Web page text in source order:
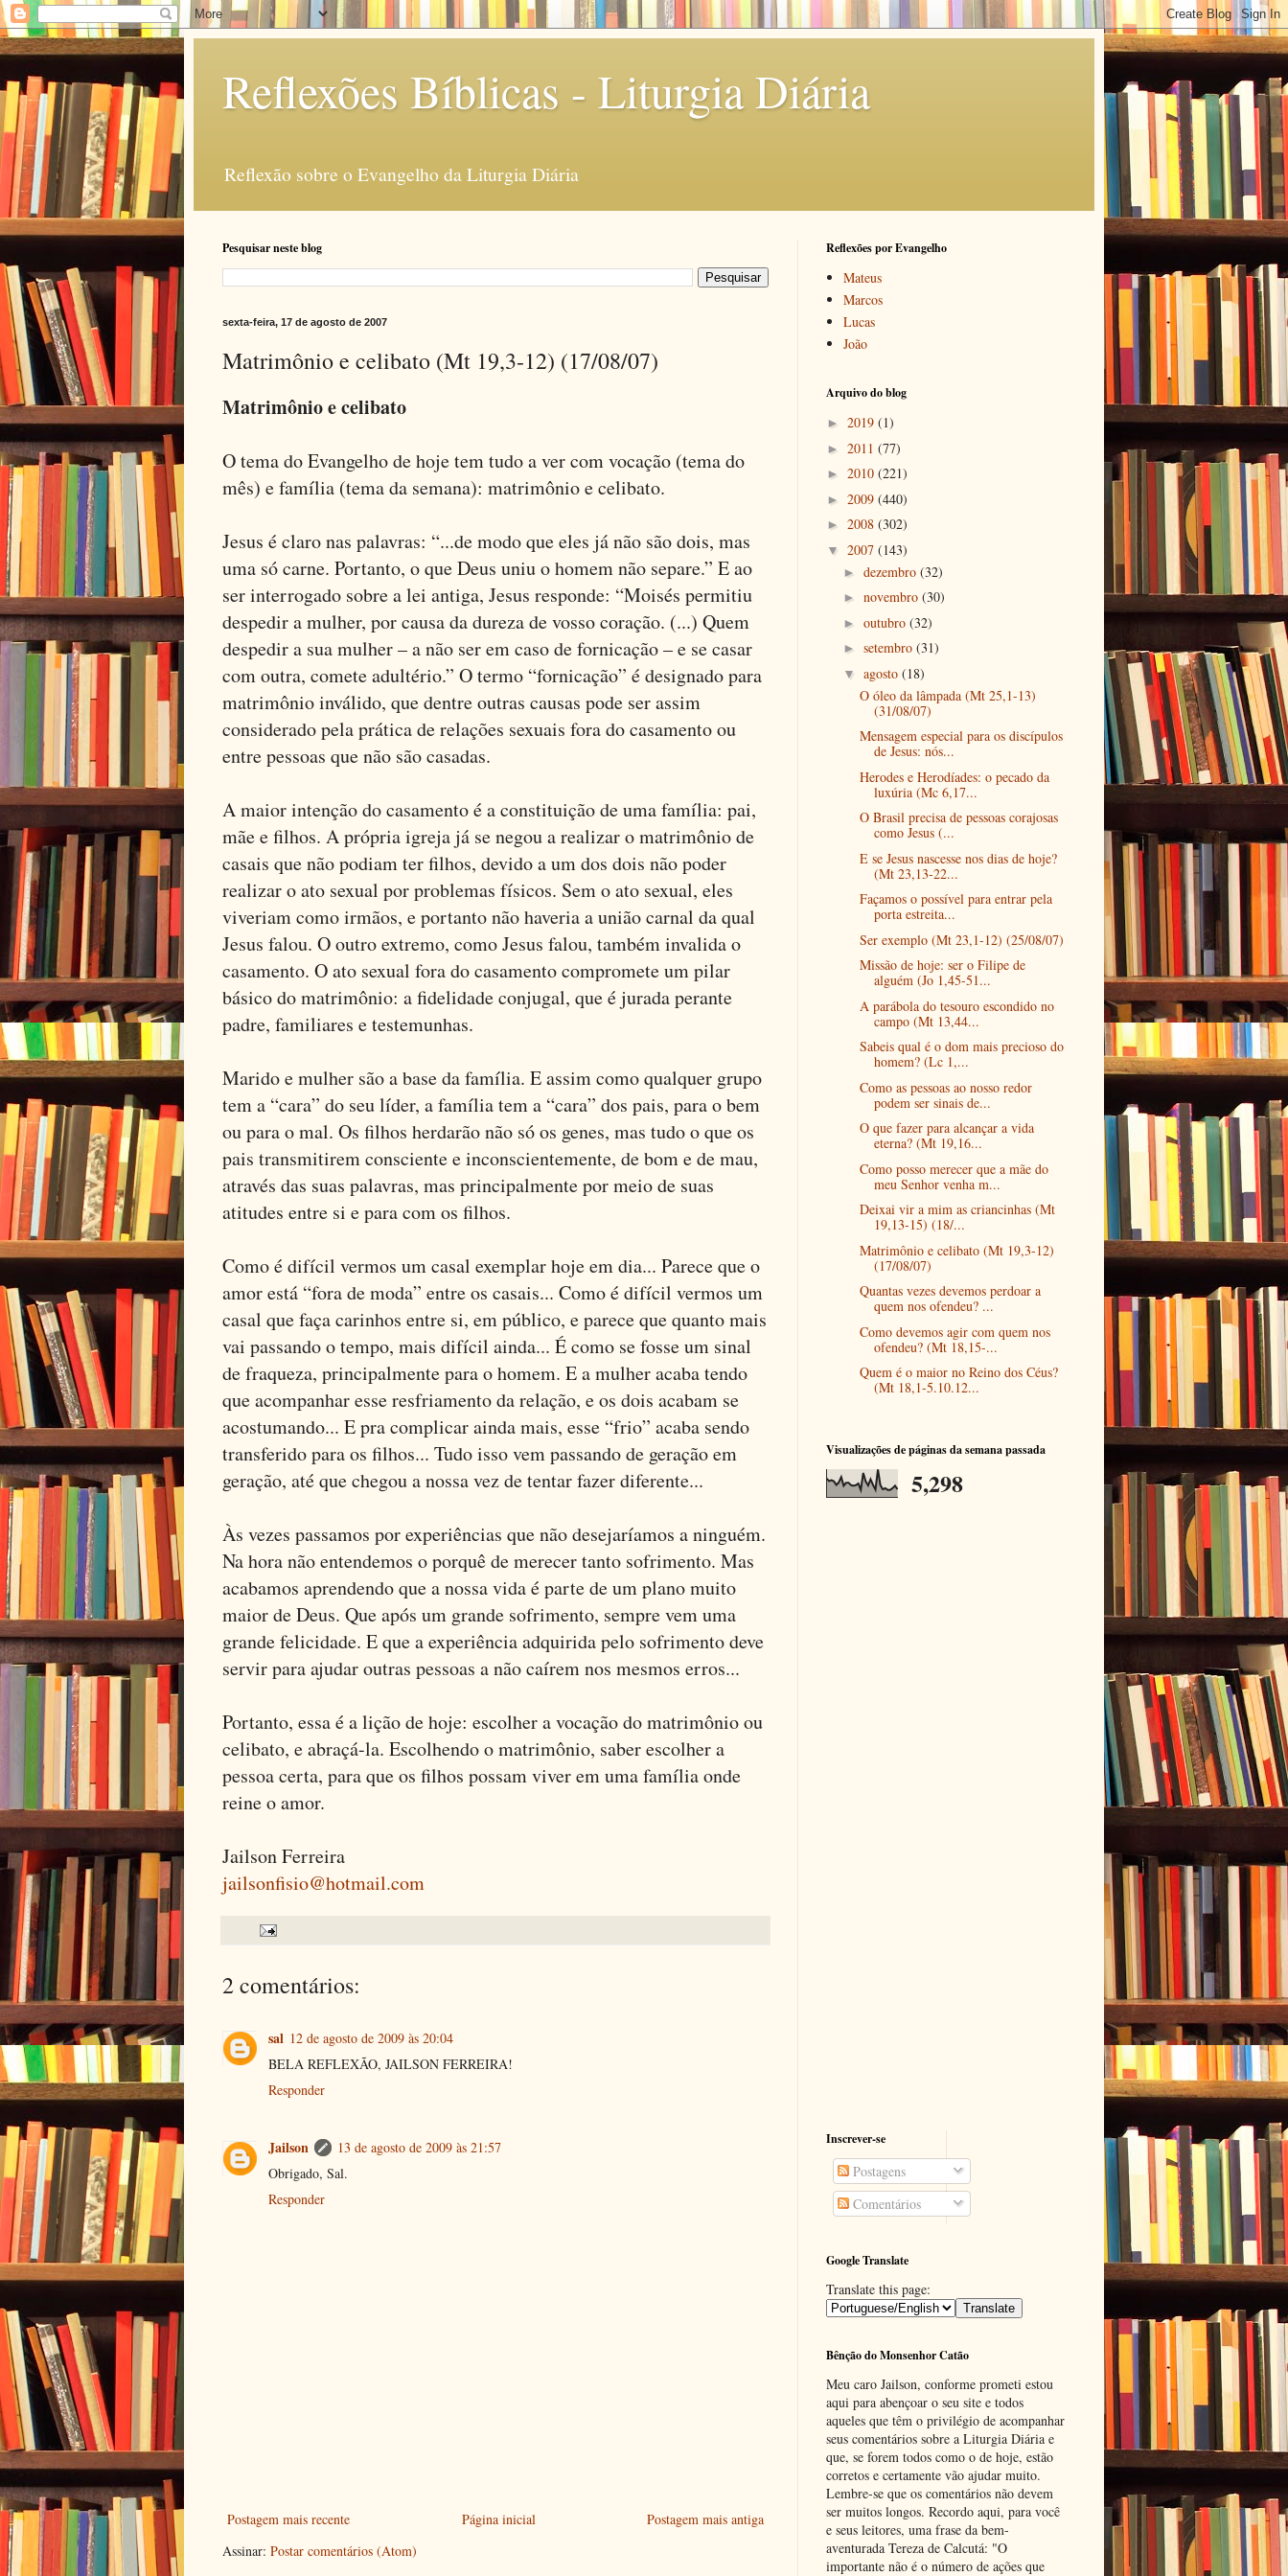
Reflexões Bíblicas - Liturgia Diária
Reflexão sobre o Evangelho da Liturgia Diária
Pesquisar neste blog
sexta-feira, 17 de agosto de 2007
Matrimônio e celibato (Mt 19,3-12) (17/08/07)
Matrimônio e celibato
O tema do Evangelho de hoje tem tudo a ver com vocação (tema do
mês) e família (tema da semana): matrimônio e celibato.
Jesus é claro nas palavras: “...de modo que eles já não são dois, mas
uma só carne. Portanto, o que Deus uniu o homem não separe.” E ao
ser interrogado sobre a lei antiga, Jesus responde: “Moisés permitiu
despedir a mulher, por causa da dureza de vosso coração. (...) Quem
despedir a sua mulher – a não ser em caso de fornicação – e se casar
com outra, comete adultério.” O termo “fornicação” é designado para
matrimônio inválido, que dentre outras causas pode ser assim
considerado pela prática de relações sexuais fora do casamento ou
entre pessoas que não são casadas.
A maior intenção do casamento é a constituição de uma família: pai,
mãe e filhos. A própria igreja já se negou a realizar o matrimônio de
casais que não podiam ter filhos, devido a um dos dois não poder
realizar o ato sexual por problemas físicos. Sem o ato sexual, eles
viveriam como irmãos, e portanto não haveria a união carnal da qual
Jesus falou. O outro extremo, como Jesus falou, também invalida o
casamento. O ato sexual fora do casamento compromete um pilar
básico do matrimônio: a fidelidade conjugal, que é jurada perante
padre, familiares e testemunhas.
Marido e mulher são a base da família. E assim como qualquer grupo
tem a “cara” do seu líder, a família tem a “cara” dos pais, para o bem
ou para o mal. Os filhos herdarão não só os genes, mas tudo o que os
pais transmitirem consciente e inconscientemente, de bom e de mau,
através das suas palavras, mas principalmente por meio de suas
atitudes entre si e para com os filhos.
Como é difícil vermos um casal exemplar hoje em dia... Parece que o
amor está “fora de moda” entre os casais... Como é difícil vermos um
casal que faça carinhos entre si, em público, e parece que quanto mais
vai passando o tempo, mais difícil ainda... É como se fosse um sinal
de fraqueza, principalmente para o homem. E a mulher acaba tendo
que acompanhar esse resfriamento da relação, e os dois acabam se
acostumando... E pra complicar ainda mais, esse “frio” acaba sendo
transferido para os filhos... Tudo isso vem passando de geração em
geração, até que chegou a nossa vez de tentar fazer diferente...
Às vezes passamos por experiências que não desejaríamos a ninguém.
Na hora não entendemos o porquê de merecer tanto sofrimento. Mas
acabamos aprendendo que a nossa vida é parte de um plano muito
maior de Deus. Que após um grande sofrimento, sempre vem uma
grande felicidade. E que a experiência adquirida pelo sofrimento deve
servir para ajudar outras pessoas a não caírem nos mesmos erros...
Portanto, essa é a lição de hoje: escolher a vocação do matrimônio ou
celibato, e abraçá-la. Escolhendo o matrimônio, saber escolher a
pessoa certa, para que os filhos possam viver em uma família onde
reine o amor.
Jailson Ferreira
jailsonfisio@hotmail.com
2 comentários:
sal 12 de agosto de 2009 às 20:04
BELA REFLEXÃO, JAILSON FERREIRA!
Responder
Jailson
13 de agosto de 2009 às 21:57
Obrigado, Sal.
Responder
Postagem mais recente Postagem mais antiga
Página inicial
Assinar: Postar comentários (Atom)
Reflexões por Evangelho
Mateus
Marcos
Lucas
João
Arquivo do blog
► 2019 (1)
► 2011 (77)
► 2010 (221)
► 2009 (440)
► 2008 (302)
▼ 2007 (143)
► dezembro (32)
► novembro (30)
► outubro (32)
► setembro (31)
▼ agosto (18)
O óleo da lâmpada (Mt 25,1-13)
(31/08/07)
Mensagem especial para os discípulos
de Jesus: nós...
Herodes e Herodíades: o pecado da
luxúria (Mc 6,17...
O Brasil precisa de pessoas corajosas
como Jesus (...
E se Jesus nascesse nos dias de hoje?
(Mt 23,13-22...
Façamos o possível para entrar pela
porta estreita...
Ser exemplo (Mt 23,1-12) (25/08/07)
Missão de hoje: ser o Filipe de
alguém (Jo 1,45-51...
A parábola do tesouro escondido no
campo (Mt 13,44...
Sabeis qual é o dom mais precioso do
homem? (Lc 1,...
Como as pessoas ao nosso redor
podem ser sinais de...
O que fazer para alcançar a vida
eterna? (Mt 19,16...
Como posso merecer que a mãe do
meu Senhor venha m...
Deixai vir a mim as criancinhas (Mt
19,13-15) (18/...
Matrimônio e celibato (Mt 19,3-12)
(17/08/07)
Quantas vezes devemos perdoar a
quem nos ofendeu? ...
Como devemos agir com quem nos
ofendeu? (Mt 18,15-...
Quem é o maior no Reino dos Céus?
(Mt 18,1-5.10.12...
Visualizações de páginas da semana passada
5,298
Inscrever-se
Postagens
Comentários
Google Translate
Translate this page:
Bênção do Monsenhor Catão
Meu caro Jailson, conforme prometi estou
aqui para abençoar o seu site e todos
aqueles que têm o privilégio de acompanhar
seus comentários sobre a Liturgia Diária e
que, se forem todos como o de hoje, estão
corretos e certamente vão ajudar muito.
Lembre-se que os comentários não devem
ser muitos longos. Recordo aqui, para você
e seus leitores, uma frase da bem-
aventurada Tereza de Calcutá: "O
importante não é o número de ações que